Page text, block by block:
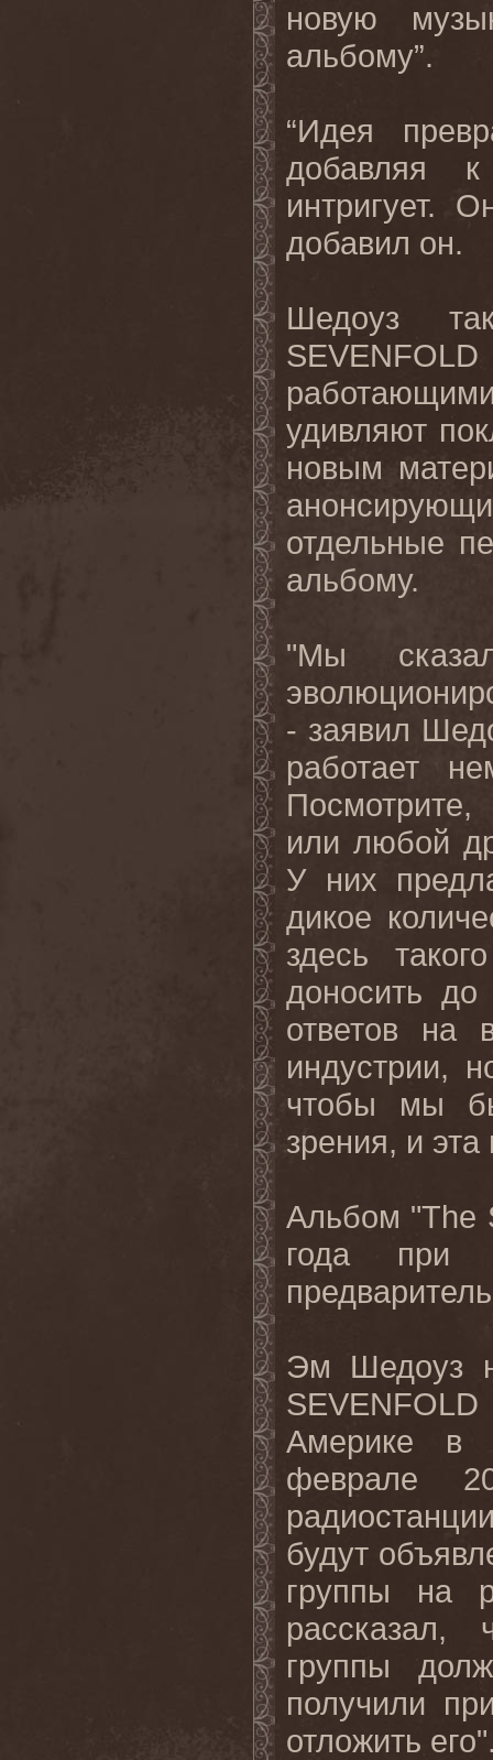
новую
альбому”.
“Идея
добавляя
интригует.
добавил он.
Шедоуз
SEVENFOLD
удивляют
новым
отдельные
альбому.
"Мы
- заявил
работает
или любой
У них
дикое
здесь
доносить
ответов на
индустрии,
чтобы мы
зрения, и
Альбом "The
года при
Эм Шедоуз
Америке в
феврале
будут
группы на
рассказал,
группы
получили
отложить